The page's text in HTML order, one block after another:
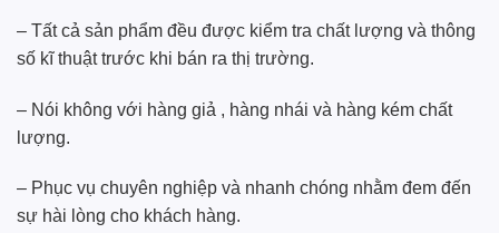
– Tất cả sản phẩm đều được kiểm tra chất lượng và thông
số kĩ thuật trước khi bán ra thị trường.
– Nói không với hàng giả , hàng nhái và hàng kém chất
lượng.
– Phục vụ chuyên nghiệp và nhanh chóng nhằm đem đến
sự hài lòng cho khách hàng.